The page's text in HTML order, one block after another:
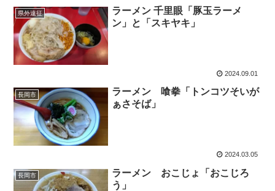
県外遠征
ラーメン 千里眼「豚玉ラーメ
ン」と「スキヤキ」
2024.09.01
長岡市
ラーメン 喰拳「トンコツそいが
ぁさそば」
2024.03.05
長岡市
ラーメン おこじょ「おこじろ
う」